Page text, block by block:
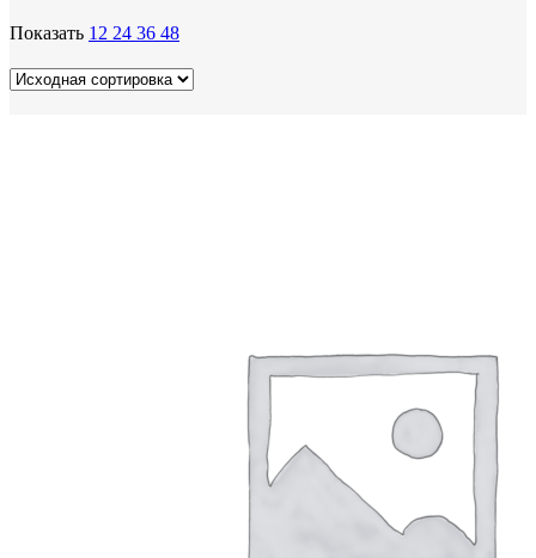
Показать 12 24 36 48